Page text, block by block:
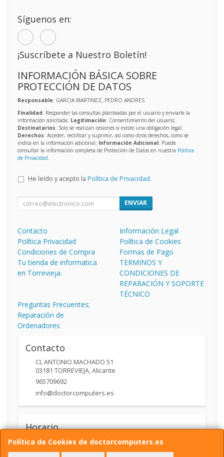
Política de Cookies de doctorcomputers.es
Síguenos en:
¡Suscríbete a Nuestro Boletín!
INFORMACIÓN BÁSICA SOBRE
PROTECCIÓN DE DATOS
Responsable: GARCIA MARTINEZ, PEDRO ANDRES
Finalidad: Responder las consultas planteadas por el usuario y enviarle la
información solicitada; Legitimación: Consentimiento del usuario;
Destinatarios: Solo se realizan cesiones si existe una obligación legal;
Derechos: Acceder, rectificar y suprimir, así como otros derechos, como se
indica en la información adicional; Información Adicional: Puede
consultar la información completa de Protección de Datos en nuestra Política
de Privacidad.
He leído y acepto la Política de Privacidad.
ENVIAR
Contacto
Información Legal
Política Privacidad
Política de Cookies
Condiciones de Compra
Formas de Pago
Tu tienda de informatica
en Torrevieja.
TERMINOS Y
CONDICIONES DE
REPARACIÓN Y SOPORTE
TÉCNICO
Preguntas Frecuentes;
Reparación de
Ordenadores
Contacto
CL ANTONIO MACHADO 51
03181 TORREVIEJA,Alicante
965709692
info@doctorcomputers.es
Horario
10:00- 14:00 17:30 -19:30